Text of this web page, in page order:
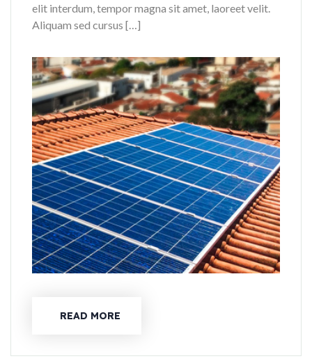
elit interdum, tempor magna sit amet, laoreet velit.
Aliquam sed cursus […]
READ MORE